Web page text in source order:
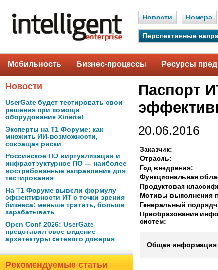
Новости Номера
Перспективные
Мобильность Бизнес-процессы Ресурсы
Новости
UserGate будет тестировать свои
решения при помощи
оборудования Xinertel
Эксперты на Т1 Форуме: как
множить ИИ-возможности,
сокращая риски
Российское ПО виртуализации и
инфраструктурное ПО — наиболее
востребованные направления для
тестирования
На Т1 Форуме вывели формулу
эффективности ИТ с точки зрения
бизнеса: меньше тратить, больше
зарабатывать
Open Conf 2026: UserGate
представил свое видение
архитектуры сетевого доверия
Рекомендуемые статьи
Паспорт
20.06.2016
Заказчик:
Отрасль:
Год внедрения:
Функциональная
Продуктовая
Мотивы выполнения
Генеральный
Преобразования
систем:
Общая информация